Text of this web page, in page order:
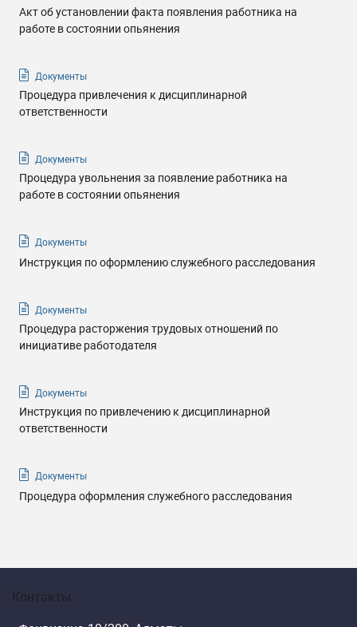
Акт об установлении факта появления работника на
работе в состоянии опьянения
Документы
Процедура привлечения к дисциплинарной
ответственности
Документы
Процедура увольнения за появление работника на
работе в состоянии опьянения
Документы
Инструкция по оформлению служебного расследования
Документы
Процедура расторжения трудовых отношений по
инициативе работодателя
Документы
Инструкция по привлечению к дисциплинарной
ответственности
Документы
Процедура оформления служебного расследования
Контакты